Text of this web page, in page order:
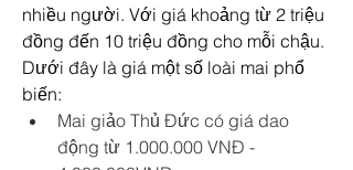
nhiều người. Với giá khoảng từ 2 triệu
đồng đến 10 triệu đồng cho mỗi chậu.
Dưới đây là giá một số loài mai phổ
biến:
Mai giảo Thủ Đức có giá dao
động từ 1.000.000 VNĐ -